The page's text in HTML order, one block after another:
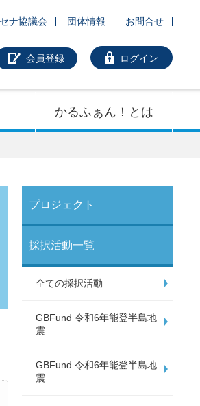
ナ協議会 団体情報 お問合せ
会員登録 ログイン
かるふぁん！とは
プロジェクト
採択活動一覧
全ての採択活動
GBFund 令和6年能登半島地
震
GBFund 令和6年能登半島地
震